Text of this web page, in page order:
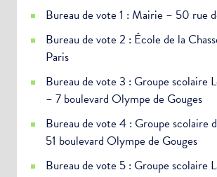
Bureau de vote 1 : Mairie – 50 rue
Bureau de vote 2 : École de la
Paris
Bureau de vote 3 : Groupe scolaire
– 7 boulevard Olympe de Gouges
Bureau de vote 4 : Groupe scolaire
51 boulevard Olympe de Gouges
Bureau de vote 5 : Groupe scolaire